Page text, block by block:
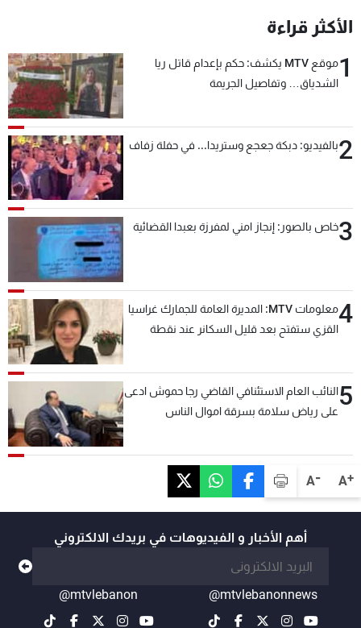
A+
A-
الأكثر قراءة
1
موقع MTV يكشف: حكم بإعدام قاتل ريا
الشدياق… وتفاصيل الجريمة
2بالفيديو: دبكة جعجع وستريدا... في حفلة زفاف
3خاص بالصور: إنجاز امني لمفرزة بعبدا القضائية
4
معلومات MTV: المديرة العامة للجمارك غراسيا
القزي ستفتح بعد قليل السكانر عند نقطة
5النائب العام الاستئنافي القاضي رجا حموش ادعى
على رياض سلامة بسرقة اموال الناس
أهم الأخبار و الفيديوهات في بريدك الالكتروني
@mtvlebanonnews
@mtvlebanon